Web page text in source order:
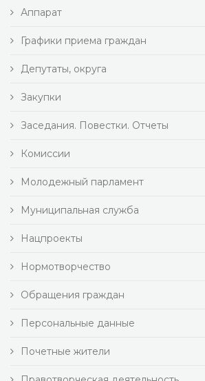
Аппарат
Графики приема граждан
Депутаты, округа
Закупки
Заседания. Повестки. Отчеты
Комиссии
Молодежный парламент
Муниципальная служба
Нацпроекты
Нормотворчество
Обращения граждан
Персональные данные
Почетные жители